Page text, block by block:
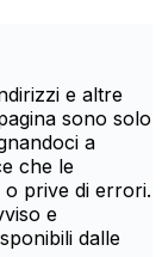
e altre
sono solo
a
che le
o prive di errori.
e
dalle